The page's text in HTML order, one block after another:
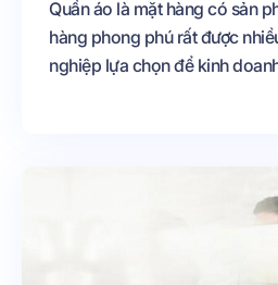
Quần áo là mặt hàng có sản
hàng phong phú rất được
nghiệp lựa chọn để kinh
lượng content các bài đăng
quyết định để thu hút khách